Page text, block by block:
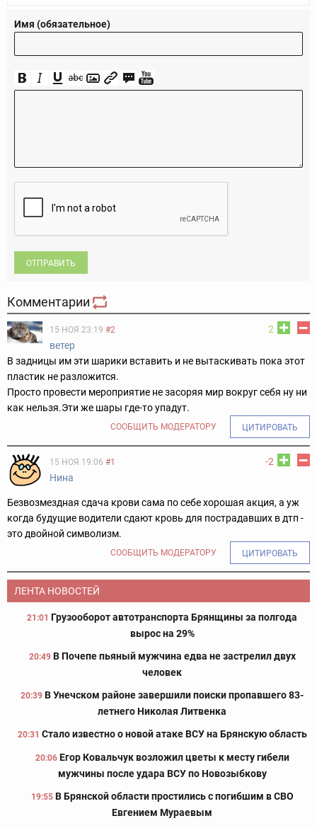
Имя (обязательное)
ОТПРАВИТЬ
Комментарии
2
15 НОЯ 23:19 #2
ветер
В задницы им эти шарики вставить и не вытаскивать пока этот
пластик не разложится.
Просто провести мероприятие не засоряя мир вокруг себя ну ни
как нельзя.Эти же шары где-то упадут.
СООБЩИТЬ МОДЕРАТОРУ ЦИТИРОВАТЬ
-2
15 НОЯ 19:06 #1
Нина
Безвозмездная сдача крови сама по себе хорошая акция, а уж
когда будущие водители сдают кровь для пострадавших в дтп -
это двойной символизм.
СООБЩИТЬ МОДЕРАТОРУ ЦИТИРОВАТЬ
ЛЕНТА НОВОСТЕЙ
21:01 Грузооборот автотранспорта Брянщины за полгода
вырос на 29%
20:49 В Почепе пьяный мужчина едва не застрелил двух
человек
20:39 В Унечском районе завершили поиски пропавшего 83-
летнего Николая Литвенка
20:31 Стало известно о новой атаке ВСУ на Брянскую область
20:06 Егор Ковальчук возложил цветы к месту гибели
мужчины после удара ВСУ по Новозыбкову
19:55 В Брянской области простились с погибшим в СВО
Евгением Мураевым